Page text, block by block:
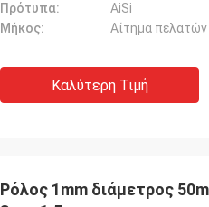
Πρότυπα:
AiSi
Μήκος:
Αίτημα πελατών
Καλύτερη Τιμή
Ρόλος 1mm διάμετρος